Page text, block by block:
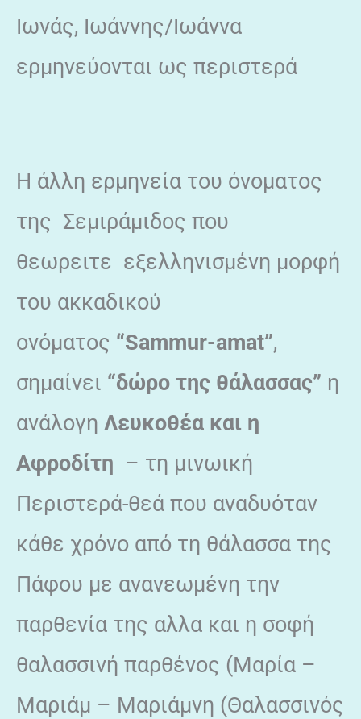
Ιωνάς, Ιωάννης/Ιωάννα
ερμηνεύονται ως περιστερά
Η άλλη ερμηνεία του όνοματος
της Σεμιράμιδος που
θεωρειτε εξελληνισμένη μορφή
του ακκαδικού
ονόματος “Sammur-amat”,
σημαίνει “δώρο της θάλασσας” η
ανάλογη Λευκοθέα και η
Αφροδίτη – τη μινωική
Περιστερά-θεά που αναδυόταν
κάθε χρόνο από τη θάλασσα της
Πάφου με ανανεωμένη την
παρθενία της αλλα και η σοφή
θαλασσινή παρθένος (Μαρία –
Μαριάμ – Μαριάμνη (Θαλασσινός